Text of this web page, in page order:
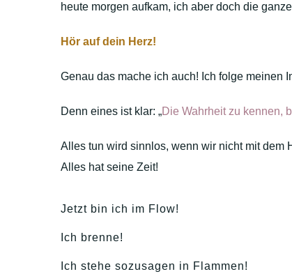
heute morgen aufkam, ich aber doch die
Hör auf dein Herz!
Genau das mache ich auch! Ich folge meinen
Denn eines ist klar: „Die Wahrheit zu kennen,
Alles tun wird sinnlos, wenn wir nicht mit dem
Alles hat seine Zeit!
Jetzt bin ich im Flow!
Ich brenne!
Ich stehe sozusagen in Flammen!